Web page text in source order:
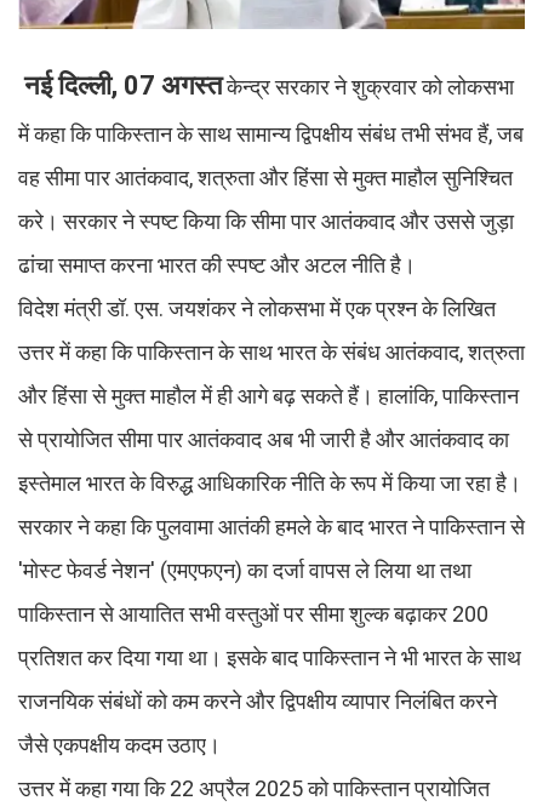
नई दिल्ली, 07 अगस्तकेन्द्र सरकार ने शुक्रवार को लोकसभा
में कहा कि पाकिस्तान के साथ सामान्य द्विपक्षीय संबंध तभी संभव हैं, जब
वह सीमा पार आतंकवाद, शत्रुता और हिंसा से मुक्त माहौल सुनिश्चित
करे। सरकार ने स्पष्ट किया कि सीमा पार आतंकवाद और उससे जुड़ा
ढांचा समाप्त करना भारत की स्पष्ट और अटल नीति है।
विदेश मंत्री डॉ. एस. जयशंकर ने लोकसभा में एक प्रश्न के लिखित
उत्तर में कहा कि पाकिस्तान के साथ भारत के संबंध आतंकवाद, शत्रुता
और हिंसा से मुक्त माहौल में ही आगे बढ़ सकते हैं। हालांकि, पाकिस्तान
से प्रायोजित सीमा पार आतंकवाद अब भी जारी है और आतंकवाद का
इस्तेमाल भारत के विरुद्ध आधिकारिक नीति के रूप में किया जा रहा है।
सरकार ने कहा कि पुलवामा आतंकी हमले के बाद भारत ने पाकिस्तान से
'मोस्ट फेवर्ड नेशन' (एमएफएन) का दर्जा वापस ले लिया था तथा
पाकिस्तान से आयातित सभी वस्तुओं पर सीमा शुल्क बढ़ाकर 200
प्रतिशत कर दिया गया था। इसके बाद पाकिस्तान ने भी भारत के साथ
राजनयिक संबंधों को कम करने और द्विपक्षीय व्यापार निलंबित करने
जैसे एकपक्षीय कदम उठाए।
उत्तर में कहा गया कि 22 अप्रैल 2025 को पाकिस्तान प्रायोजित